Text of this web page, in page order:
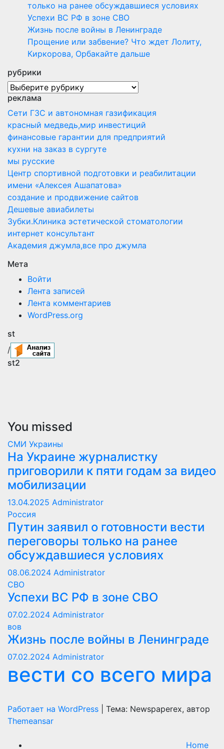
только на ранее обсуждавшиеся условиях
Успехи ВС РФ в зоне СВО
Жизнь после войны в Ленинграде
Прощение или забвение? Что ждет Лолиту,
Киркорова, Орбакайте дальше
рубрики
рубрики
реклама
Сети ГЗС и автономная газификация
красный медведь,мир инвестиций
финансовые гарантии для предприятий
кухни на заказ в сургуте
мы русские
Центр спортивной подготовки и реабилитации
имени «Алексея Ашапатова»
создание и продвижение сайтов
Дешевые авиабилеты
Зубки.Клиника эстетической стоматологии
интернет консультант
Академия джумла,все про джумла
Мета
Войти
Лента записей
Лента комментариев
WordPress.org
st
/
st2
You missed
СМИ Украины
На Украине журналистку
приговорили к пяти годам за видео
мобилизации
13.04.2025 Administrator
Россия
Путин заявил о готовности вести
переговоры только на ранее
обсуждавшиеся условиях
08.06.2024 Administrator
СВО
Успехи ВС РФ в зоне СВО
07.02.2024 Administrator
вов
Жизнь после войны в Ленинграде
07.02.2024 Administrator
вести со всего мира
Работает на WordPress
Тема: Newspaperex, автор
Themeansar
Home